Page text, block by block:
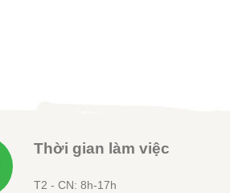
Thời gian làm việc
T2 - CN: 8h-17h